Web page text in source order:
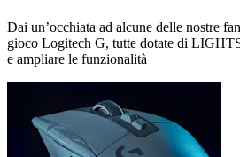
Dai un’occhiata ad alcune delle nostre
gioco Logitech G, tutte dotate di
e ampliare le funzionalità